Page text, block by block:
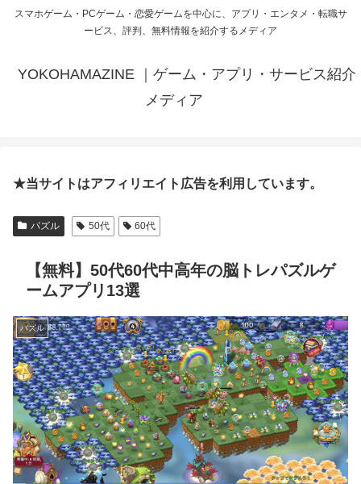
スマホゲーム・PCゲーム・恋愛ゲームを中心に、アプリ・エンタメ・転職サ
ービス、評判、無料情報を紹介するメディア
YOKOHAMAZINE ｜ゲーム・アプリ・サービス紹介
メディア
★当サイトはアフィリエイト広告を利用しています。
パズル 50代 60代
【無料】50代60代中高年の脳トレパズルゲ
ームアプリ13選
パズル